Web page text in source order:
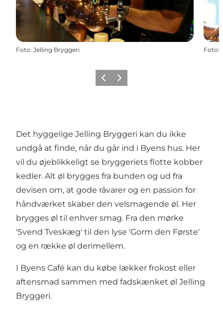
Foto: Jelling Bryggeri Foto:
ForrigeNæste
Det hyggelige Jelling Bryggeri kan du ikke
undgå at finde, når du går ind i Byens hus. Her
vil du øjeblikkeligt se bryggeriets flotte kobber
kedler. Alt øl brygges fra bunden og ud fra
devisen om, at gode råvarer og en passion for
håndværket skaber den velsmagende øl. Her
brygges øl til enhver smag. Fra den mørke
'Svend Tveskæg' til den lyse 'Gorm den Første'
og en række øl derimellem.
I Byens Café kan du købe lækker frokost eller
aftensmad sammen med fadskænket øl Jelling
Bryggeri.